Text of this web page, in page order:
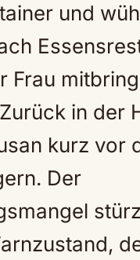
und
Frau
in der
kurz vor
Der